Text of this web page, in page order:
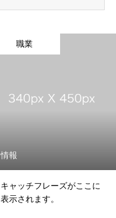
職業
情報
キャッチフレーズがここに
表示されます。